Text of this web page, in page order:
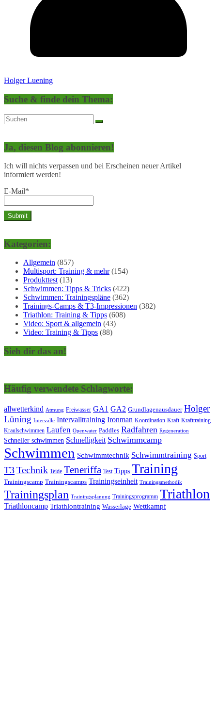
Holger Luening
Suche & finde dein Thema:
Ja, diesen Blog abonnieren!
Ich will nichts verpassen und bei Erscheinen neuer Artikel
informiert werden!
E-Mail*
Kategorien:
Allgemein (857)
Multisport: Training & mehr(154)
Produkttest (13)
Schwimmen: Tipps & Tricks (422)
Schwimmen: Trainingspläne (362)
Trainings-Camps & T3-Impressionen (382)
Triathlon: Training & Tipps (608)
Video: Sport & allgemein (43)
Video: Training & Tipps (88)
Sieh dir das an!
Häufig verwendete Schlagworte:
allwetterkind Atmung Freiwasser GA1 GA2 Grundlagenausdauer Holger
Lüning Intervalle Intervalltraining Ironman Koordination Kraft Krafttraining
Kraulschwimmen Laufen Openwater Paddles Radfahren Regeneration
Schneller schwimmen Schnelligkeit Schwimmcamp
Schwimmen Schwimmtechnik Schwimmtraining Sport
T3Technik Teide Teneriffa Test Tipps Training
Trainingscamp Trainingscamps Trainingseinheit Trainingsmethodik
Trainingsplan Trainingsplanung Trainingsprogramm Triathlon
Triathloncamp Triathlontraining Wasserlage Wettkampf